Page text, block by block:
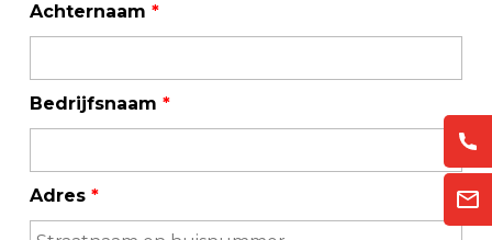
Achternaam *
Bedrijfsnaam *
Adres *